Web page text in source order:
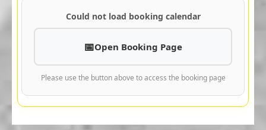
Could not load booking calendar
Open Booking Page
Please use the button above to access the booking page